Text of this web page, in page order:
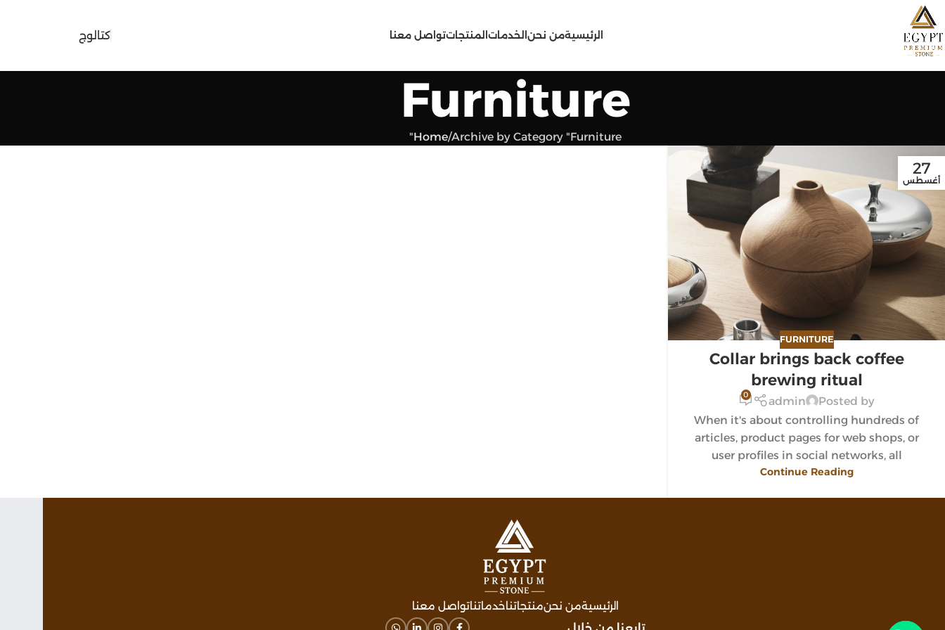
الرئيسيةمن نحنالخدماتالمنتجاتتواصل معنا كتالوج
Furniture
Home Archive by Category "Furniture"
27
أغسطس
FURNITURE
Collar brings back coffee
brewing ritual
Posted by
admin
0
When it's about controlling hundreds of
articles, product pages for web shops, or
user profiles in social networks, all
Continue Reading
الرئيسيةمن نحنمنتجاتناخدماتناتواصل معنا